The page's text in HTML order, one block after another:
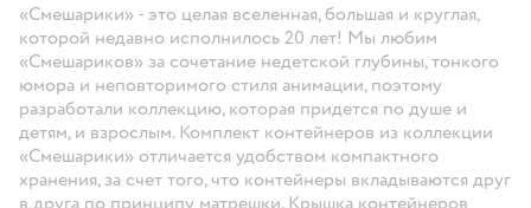
«Смешарики» - это целая вселенная, большая и круглая,
которой недавно исполнилось 20 лет! Мы любим
«Смешариков» за сочетание недетской глубины, тонкого
юмора и неповторимого стиля анимации, поэтому
разработали коллекцию, которая придется по душе и
детям, и взрослым. Комплект контейнеров из коллекции
«Смешарики» отличается удобством компактного
хранения, за счет того, что контейнеры вкладываются друг
в друга по принципу матрешки. Крышка контейнеров